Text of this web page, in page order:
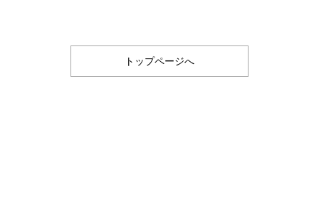
トップページへ